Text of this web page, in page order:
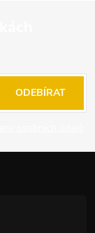
ODEBÍRAT